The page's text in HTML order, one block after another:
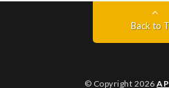
Back to
© Copyright 2026